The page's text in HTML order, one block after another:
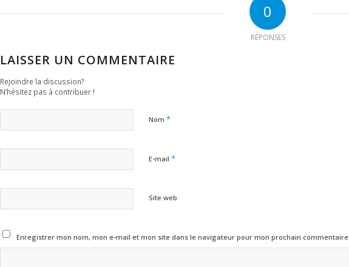
0
RÉPONSES
LAISSER UN COMMENTAIRE
Rejoindre la discussion?
N’hésitez pas à contribuer !
Nom *
E-mail *
Site web
Enregistrer mon nom, mon e-mail et mon site dans le navigateur pour mon prochain commentaire.